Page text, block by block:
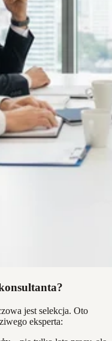
jest selekcja. Oto
eksperta: